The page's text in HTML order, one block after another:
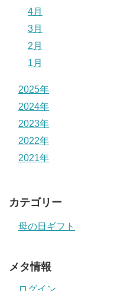
4月
3月
2月
1月
2025年
2024年
2023年
2022年
2021年
カテゴリー
母の日ギフト
メタ情報
ログイン